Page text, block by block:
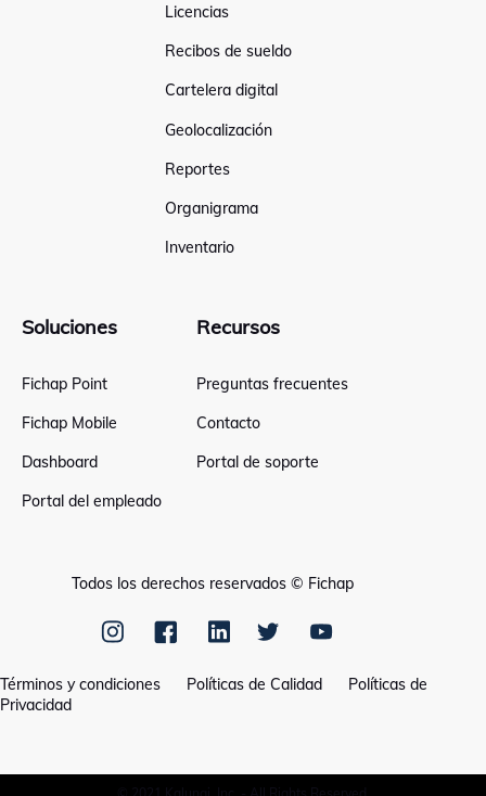
Licencias
Recibos de sueldo
Cartelera digital
Geolocalización
Reportes
Organigrama
Inventario
Soluciones
Fichap Point
Fichap Mobile
Dashboard
Portal del empleado
Recursos
Preguntas frecuentes
Contacto
Portal de soporte
Todos los derechos reservados © Fichap
Términos y condiciones Políticas de Calidad Políticas de
Privacidad